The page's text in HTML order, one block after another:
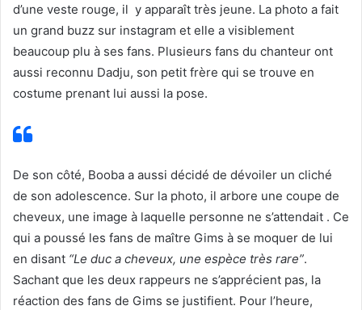
d’une veste rouge, il y apparaît très jeune. La photo a fait
un grand buzz sur instagram et elle a visiblement
beaucoup plu à ses fans. Plusieurs fans du chanteur ont
aussi reconnu Dadju, son petit frère qui se trouve en
costume prenant lui aussi la pose.
De son côté, Booba a aussi décidé de dévoiler un cliché
de son adolescence. Sur la photo, il arbore une coupe de
cheveux, une image à laquelle personne ne s’attendait . Ce
qui a poussé les fans de maître Gims à se moquer de lui
en disant “Le duc a cheveux, une espèce très rare”.
Sachant que les deux rappeurs ne s’apprécient pas, la
réaction des fans de Gims se justifient. Pour l’heure,